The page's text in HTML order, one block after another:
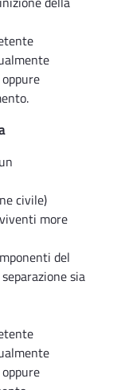
civile)
more
del
sia